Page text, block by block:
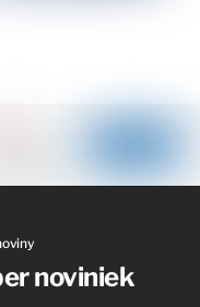
noviniek